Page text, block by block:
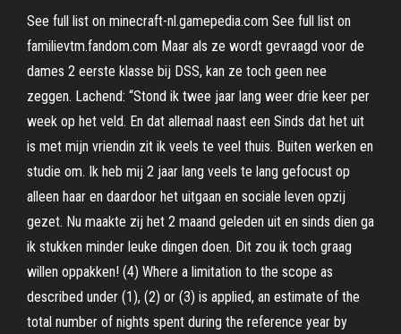
See full list on minecraft-nl.gamepedia.com See full list on
familievtm.fandom.com Maar als ze wordt gevraagd voor de
dames 2 eerste klasse bij DSS, kan ze toch geen nee
zeggen. Lachend: “Stond ik twee jaar lang weer drie keer per
week op het veld. En dat allemaal naast een Sinds dat het uit
is met mijn vriendin zit ik veels te veel thuis. Buiten werken en
studie om. Ik heb mij 2 jaar lang veels te lang gefocust op
alleen haar en daardoor het uitgaan en sociale leven opzij
gezet. Nu maakte zij het 2 maand geleden uit en sinds dien ga
ik stukken minder leuke dingen doen. Dit zou ik toch graag
willen oppakken! (4) Where a limitation to the scope as
described under (1), (2) or (3) is applied, an estimate of the
total number of nights spent during the reference year by